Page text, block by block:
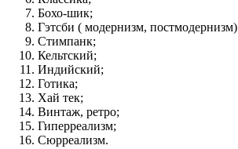
Бохо-шик;
Гэтсби ( модернизм, постмодернизм)
Стимпанк;
Кельтский;
Индийский;
Готика;
Хай тек;
Винтаж, ретро;
Гиперреализм;
Сюрреализм.